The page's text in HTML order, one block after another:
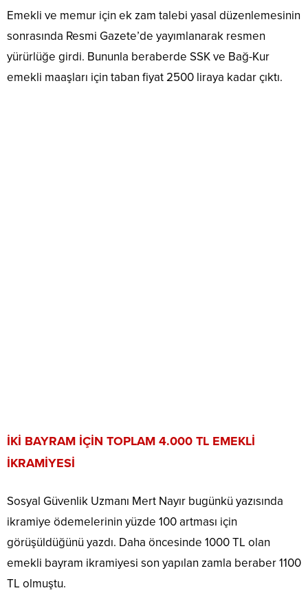
Emekli ve memur için ek zam talebi yasal düzenlemesinin
sonrasında Resmi Gazete’de yayımlanarak resmen
yürürlüğe girdi. Bununla beraberde SSK ve Bağ-Kur
emekli maaşları için taban fiyat 2500 liraya kadar çıktı.
İKİ BAYRAM İÇİN TOPLAM 4.000 TL EMEKLİ
İKRAMİYESİ
Sosyal Güvenlik Uzmanı Mert Nayır bugünkü yazısında
ikramiye ödemelerinin yüzde 100 artması için
görüşüldüğünü yazdı. Daha öncesinde 1000 TL olan
emekli bayram ikramiyesi son yapılan zamla beraber 1100
TL olmuştu.